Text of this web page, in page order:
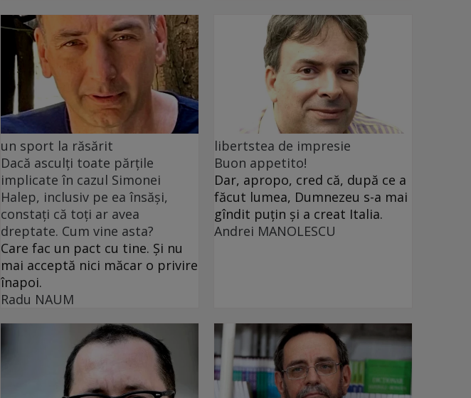
un sport la răsărit
Dacă asculți toate părțile
implicate în cazul Simonei
Halep, inclusiv pe ea însăși,
constați că toți ar avea
dreptate. Cum vine asta?
Care fac un pact cu tine. Și nu
mai acceptă nici măcar o privire
înapoi.
Radu NAUM
libertstea de impresie
Buon appetito!
Dar, apropo, cred că, după ce a
făcut lumea, Dumnezeu s-a mai
gîndit puțin și a creat Italia.
Andrei MANOLESCU